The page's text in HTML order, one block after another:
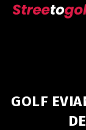
GOLF